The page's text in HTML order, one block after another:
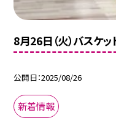
8月26日（火）バスケ
公開日 2025/08/26
新着情報